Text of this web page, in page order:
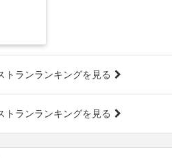
トランランキングを見る
トランランキングを見る